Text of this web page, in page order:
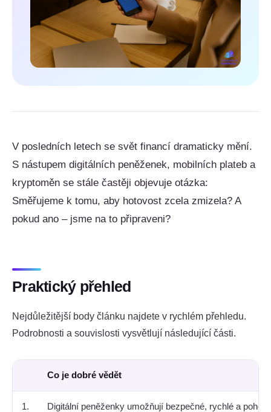
V posledních letech se svět financí dramaticky mění.
S nástupem digitálních peněženek, mobilních plateb a
kryptoměn se stále častěji objevuje otázka:
Směřujeme k tomu, aby hotovost zcela zmizela? A
pokud ano – jsme na to připraveni?
Praktický přehled
Nejdůležitější body článku najdete v rychlém přehledu.
Podrobnosti a souvislosti vysvětlují následující části.
Co je dobré vědět
1. Digitální peněženky umožňují bezpečné, rychlé a